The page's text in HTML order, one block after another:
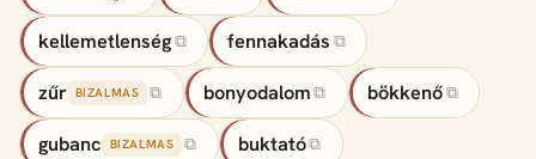
kellemetlenség ⧉ fennakadás ⧉
zűr BIZALMAS ⧉ bonyodalom ⧉ bökkenő ⧉
gubanc BIZALMAS ⧉ buktató⧉